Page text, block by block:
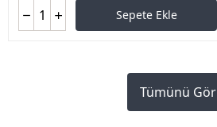
Sepete Ekle
Tümünü Gör